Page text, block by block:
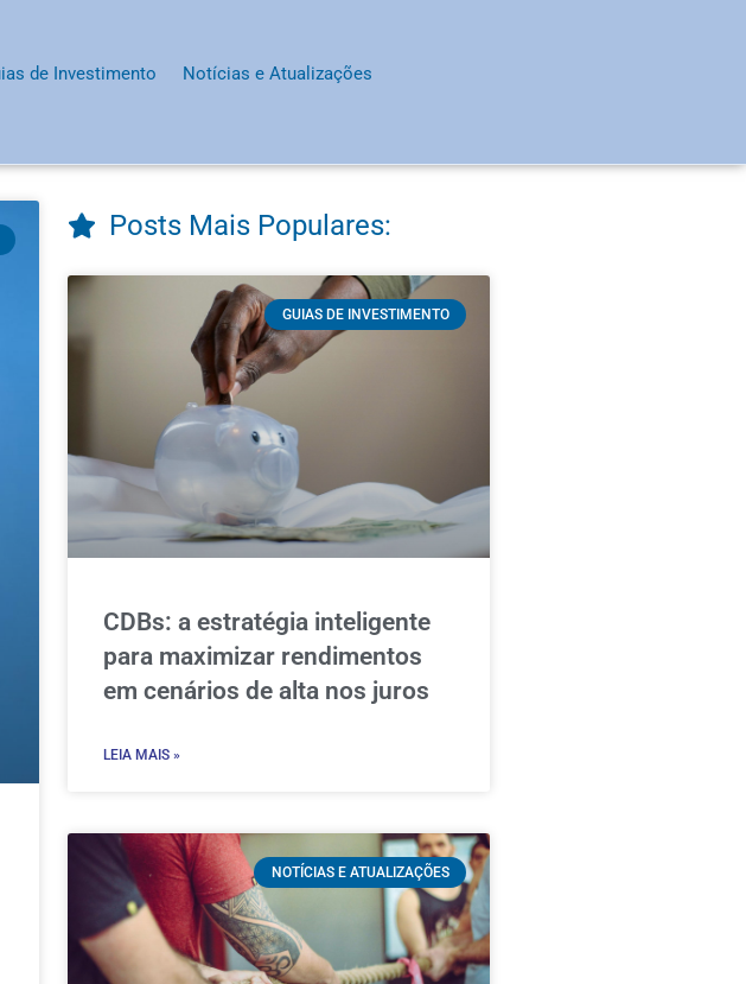
de Investimento Notícias e Atualizações
Posts Mais Populares:
GUIAS DE INVESTIMENTO
CDBs: a estratégia inteligente
para maximizar rendimentos
em cenários de alta nos juros
LEIA MAIS »
NOTÍCIAS E ATUALIZAÇÕES